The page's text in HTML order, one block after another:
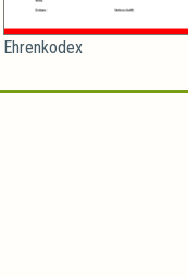
Ehrenkodex